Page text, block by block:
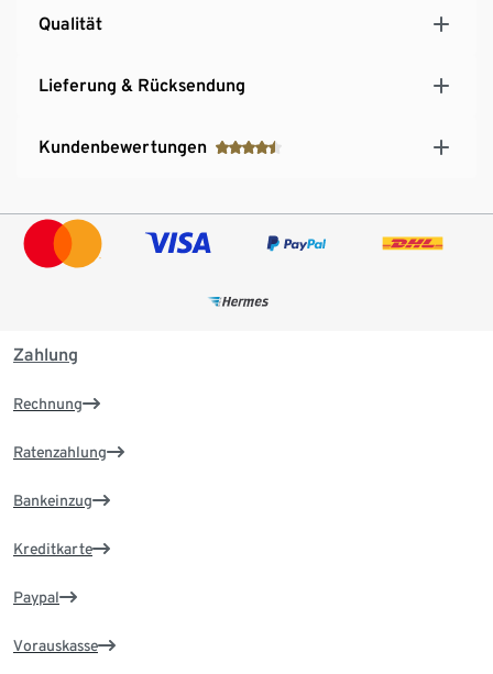
Qualität
Lieferung & Rücksendung
Kundenbewertungen
Zahlung
Rechnung
Ratenzahlung
Bankeinzug
Kreditkarte
Paypal
Vorauskasse